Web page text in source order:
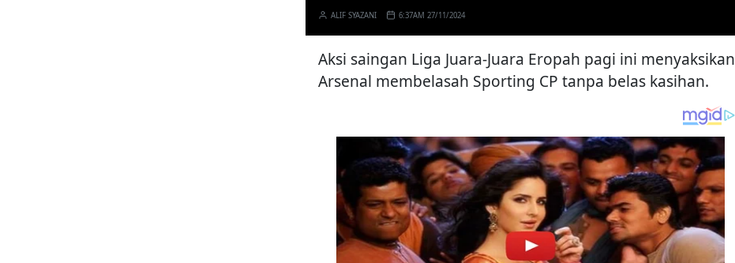
ALIF SYAZANI 6:37AM 27/11/2024
Aksi saingan Liga Juara-Juara Eropah pagi ini menyaksikan
Arsenal membelasah Sporting CP tanpa belas kasihan.